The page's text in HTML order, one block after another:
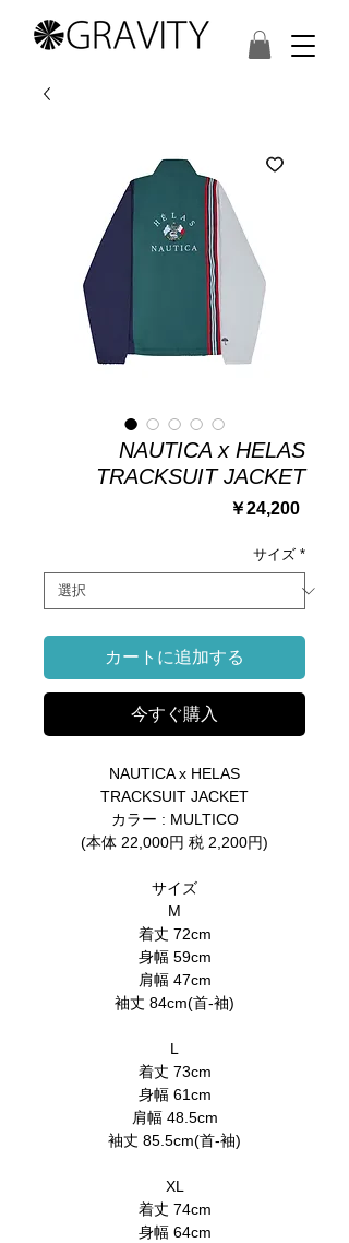
NAUTICA x HELAS
TRACKSUIT JACKET
￥24,200価
サイズ *
カートに追加する
今すぐ購入
NAUTICA x HELAS
TRACKSUIT JACKET
カラー : MULTICO
(本体 22,000円 税 2,200円)
サイズ
M
着丈 72cm
身幅 59cm
肩幅 47cm
袖丈 84cm(首‐袖)
L
着丈 73cm
身幅 61cm
肩幅 48.5cm
袖丈 85.5cm(首‐袖)
XL
着丈 74cm
身幅 64cm